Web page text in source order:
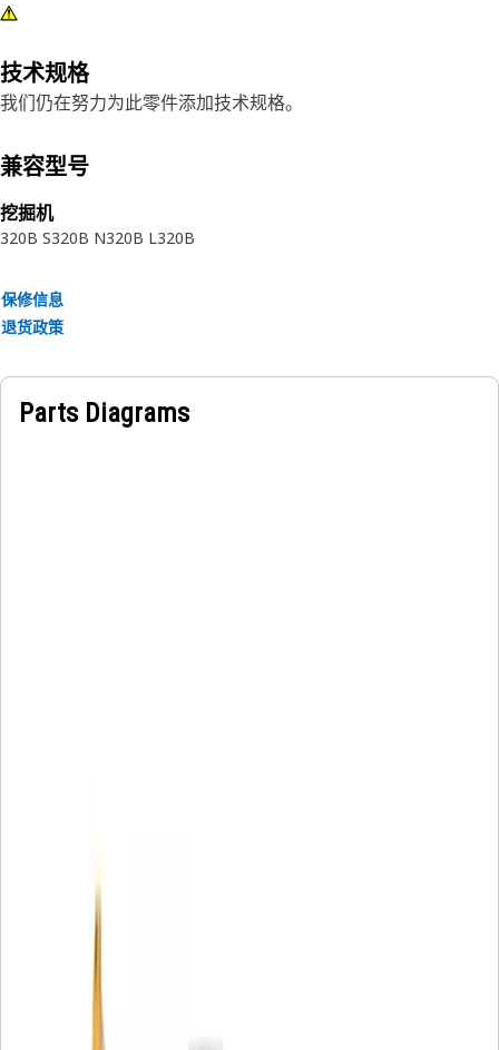
技术规格
我们仍在努力为此零件添加技术规格。
兼容型号
挖掘机
320B S320B N320B L320B
保修信息
退货政策
Parts Diagrams